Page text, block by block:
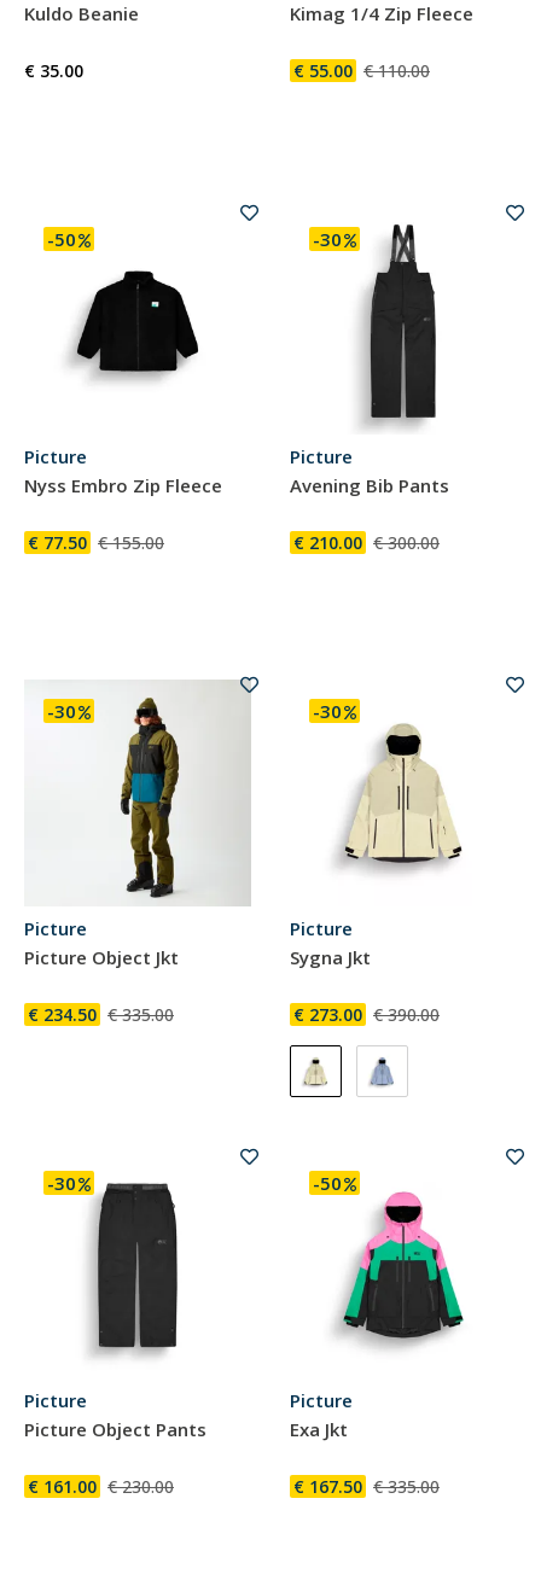
Kuldo Beanie
€ 35.00
Kimag 1/4 Zip Fleece
€ 55.00 € 110.00
Picture
Nyss Embro Zip Fleece
€ 77.50 € 155.00
-50
Picture
Avening Bib Pants
€ 210.00 € 300.00
-30
Picture
Picture Object Jkt
€ 234.50 € 335.00
-30
Picture
Sygna Jkt
€ 273.00 € 390.00
-30
Picture
Picture Object Pants
€ 161.00 € 230.00
-30
Picture
Exa Jkt
€ 167.50 € 335.00
-50